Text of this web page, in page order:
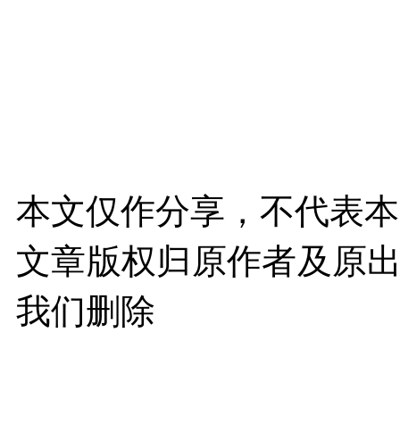
本文仅作分享，不代表
文章版权归原作者及原
我们删除